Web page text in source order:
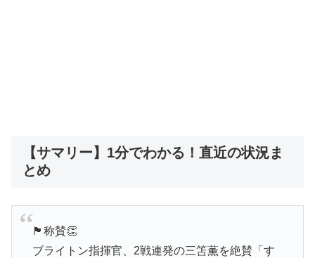
【サマリー】1分でわかる！直近の状況ま
とめ
🏴󠁧󠁢󠁥󠁮󠁧󠁿称賛👏
ブライトン指揮官、2戦連発の三笘薫を絶賛「す